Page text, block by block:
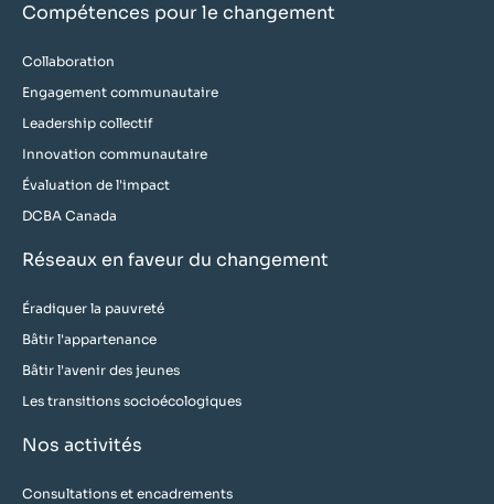
Compétences pour le changement
Collaboration
Engagement communautaire
Leadership collectif
Innovation communautaire
Évaluation de l'impact
DCBA Canada
Réseaux en faveur du changement
Éradiquer la pauvreté
Bâtir l'appartenance
Bâtir l'avenir des jeunes
Les transitions socioécologiques
Nos activités
Consultations et encadrements